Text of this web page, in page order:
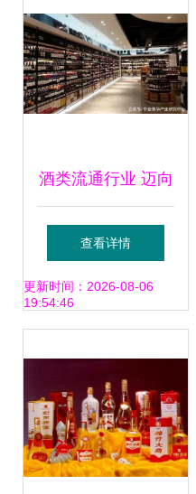
供酒”清源打链专项
行动
酒类流通行业 迈向
广阔市场空间的经
营新篇
查看详情
更新时间：2026-08-06
19:54:46